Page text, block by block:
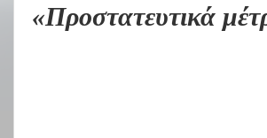
«Προστατευτικά